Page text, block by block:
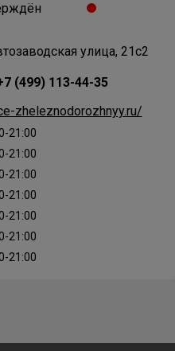
улица, 21с2
(499) 113-44-35
zheleznodorozhnyy.ru/
21:00
21:00
21:00
21:00
21:00
21:00
21:00